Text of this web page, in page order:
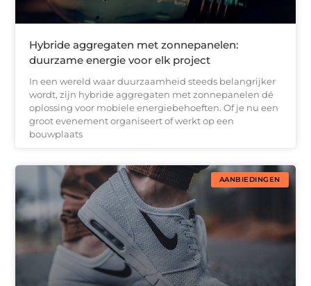
Hybride aggregaten met zonnepanelen:
duurzame energie voor elk project
In een wereld waar duurzaamheid steeds belangrijker
wordt, zijn hybride aggregaten met zonnepanelen dé
oplossing voor mobiele energiebehoeften. Of je nu een
groot evenement organiseert of werkt op een
bouwplaats
AANBIEDINGEN